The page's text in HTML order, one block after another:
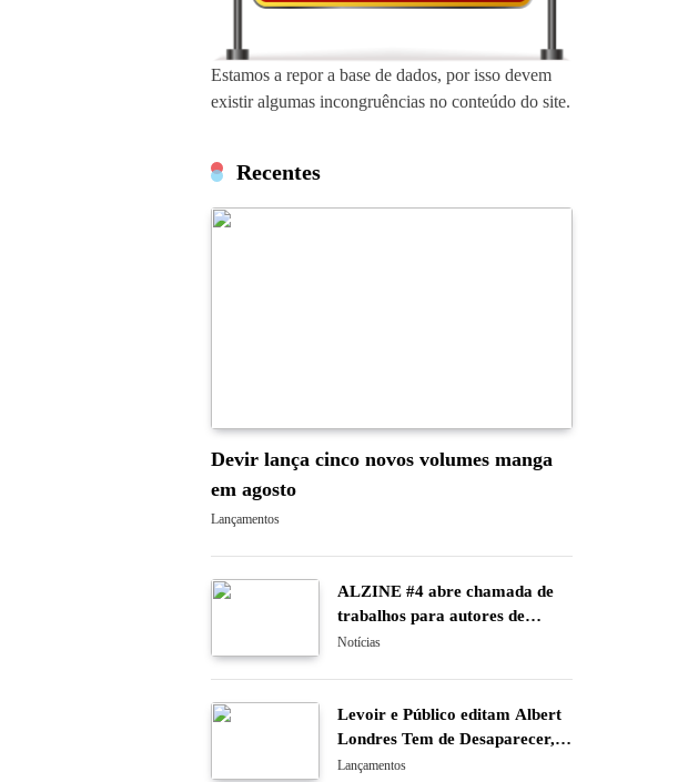
Estamos a repor a base de dados, por isso devem
existir algumas incongruências no conteúdo do site.
Recentes
Devir lança cinco novos volumes manga
em agosto
Lançamentos
ALZINE #4 abre chamada de
trabalhos para autores de
banda desenhada e ilustração
Notícias
Levoir e Público editam Albert
Londres Tem de Desaparecer,
uma novela gráfica sobre o
Lançamentos